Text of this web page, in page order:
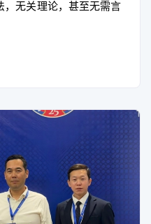
，无关理论，甚至无需言